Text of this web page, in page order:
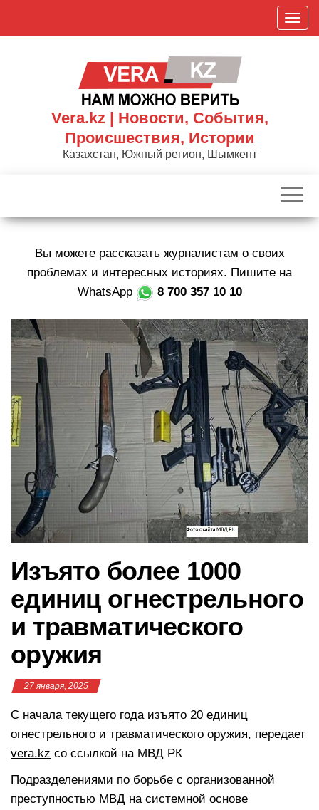
П
о
к
р
в
и
г
а
ц
и
ю
Vera.kz | Новости, События,
Происшествия, Истории
Казахстан, Южный регион, Шымкент
Вы можете рассказать журналистам о своих
проблемах и интересных историях. Пишите на
WhatsApp
8 700 357 10 10
Изъято более 1000
единиц огнестрельного
и травматического
оружия
27 января, 2025
С начала текущего года изъято 20 единиц
огнестрельного и травматического оружия, передает
vera.kz со ссылкой на МВД РК
Подразделениями по борьбе с организованной
преступностью МВД на системной основе